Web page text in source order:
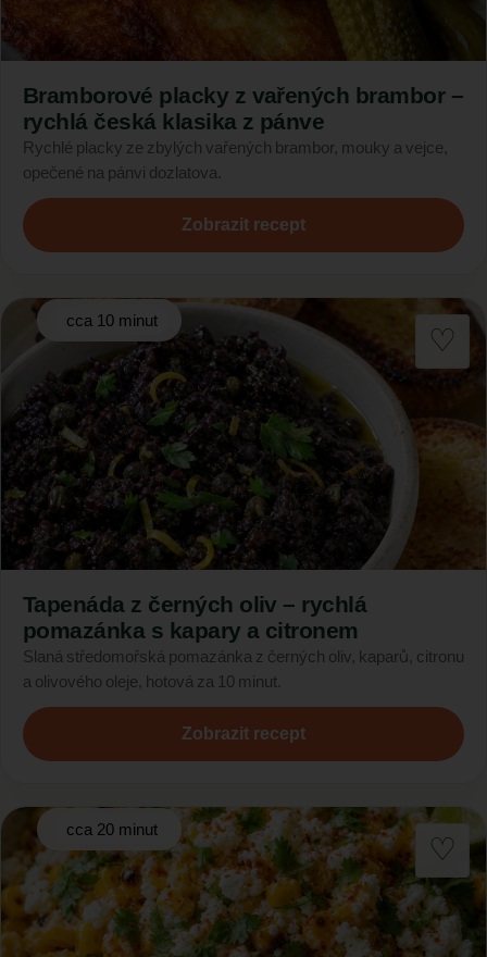
Bramborové placky z vařených brambor –
rychlá česká klasika z pánve
Rychlé placky ze zbylých vařených brambor, mouky a vejce,
opečené na pánvi dozlatova.
Zobrazit recept
cca 10 minut
Tapenáda z černých oliv – rychlá
pomazánka s kapary a citronem
Slaná středomořská pomazánka z černých oliv, kaparů, citronu
a olivového oleje, hotová za 10 minut.
Zobrazit recept
cca 20 minut